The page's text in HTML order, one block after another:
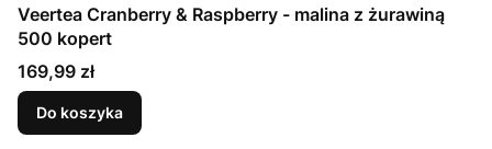
Veertea Cranberry & Raspberry - malina z żurawiną
500 kopert
Cena
169,99 zł
Do koszyka